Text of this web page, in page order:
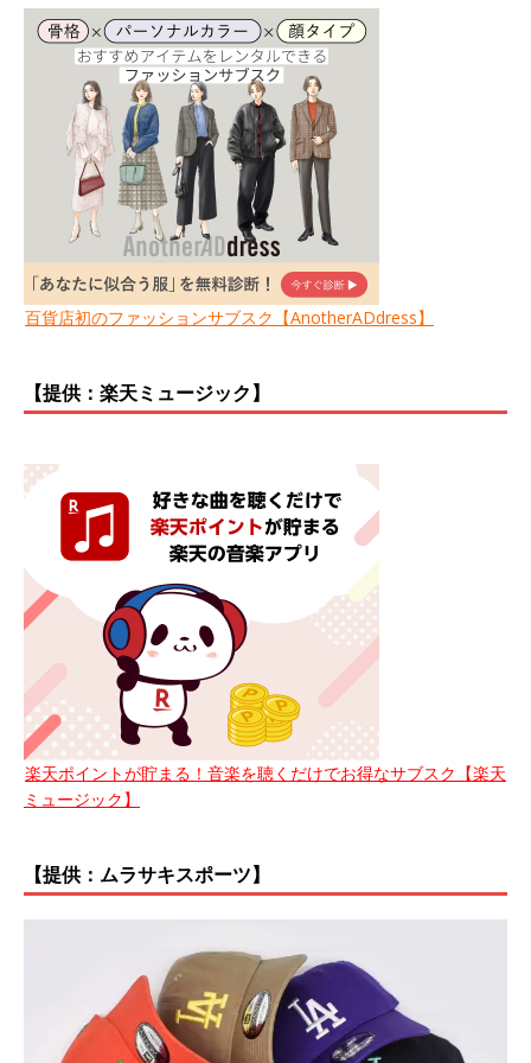
百貨店初のファッションサブスク【AnotherADdress】
【提供：楽天ミュージック】
楽天ポイントが貯まる！音楽を聴くだけでお得なサブスク【楽天
ミュージック】
【提供：ムラサキスポーツ】